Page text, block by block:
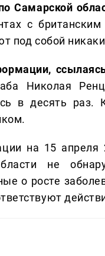
Самарской
с
под собой
Николая
в десять раз.
на 15
не
о росте